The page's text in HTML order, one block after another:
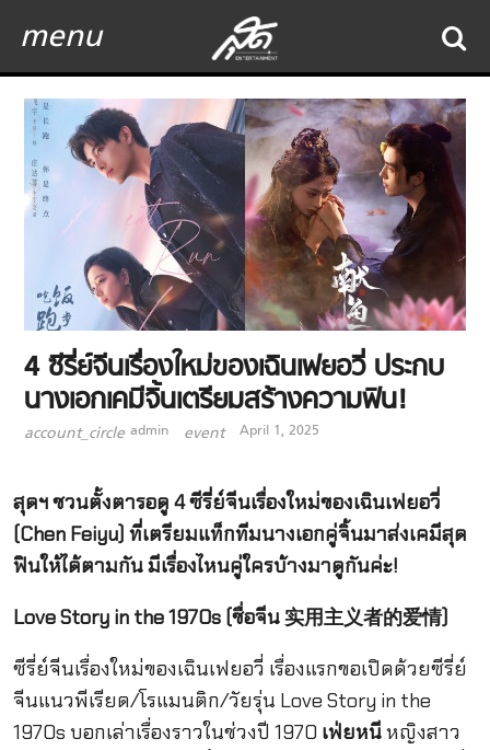
menu
4 ซีรี่ย์จีนเรื่องใหม่ของเฉินเฟยอวี่ ประกบ
นางเอกเคมีจิ้นเตรียมสร้างความฟิน!
account_circle admin event April 1, 2025
สุดฯ ชวนตั้งตารอดู 4 ซีรี่ย์จีนเรื่องใหม่ของเฉินเฟยอวี่
(Chen Feiyu) ที่เตรียมแท็กทีมนางเอกคู่จิ้นมาส่งเคมีสุด
ฟินให้ได้ตามกัน มีเรื่องไหนคู่ใครบ้างมาดูกันค่ะ!
Love Story in the 1970s (ชื่อจีน 实用主义者的爱情)
ซีรี่ย์จีนเรื่องใหม่ของเฉินเฟยอวี่ เรื่องแรกขอเปิดด้วยซีรี่ย์
จีนแนวพีเรียด/โรแมนติก/วัยรุ่น Love Story in the
1970s บอกเล่าเรื่องราวในช่วงปี 1970 เฟ่ยหนีหญิงสาว